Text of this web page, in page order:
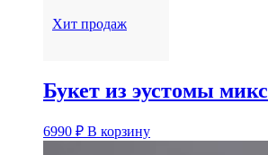
Хит продаж
Букет из эустомы микс
6990 ₽ В корзину